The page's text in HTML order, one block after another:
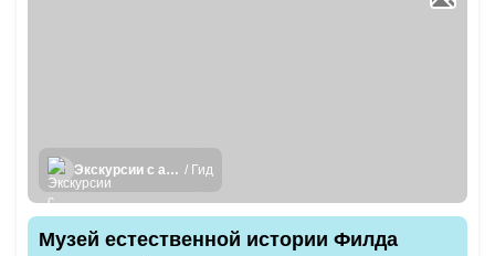
Экскурсии с аудиогидом / Гид
Музей естественной истории Филда